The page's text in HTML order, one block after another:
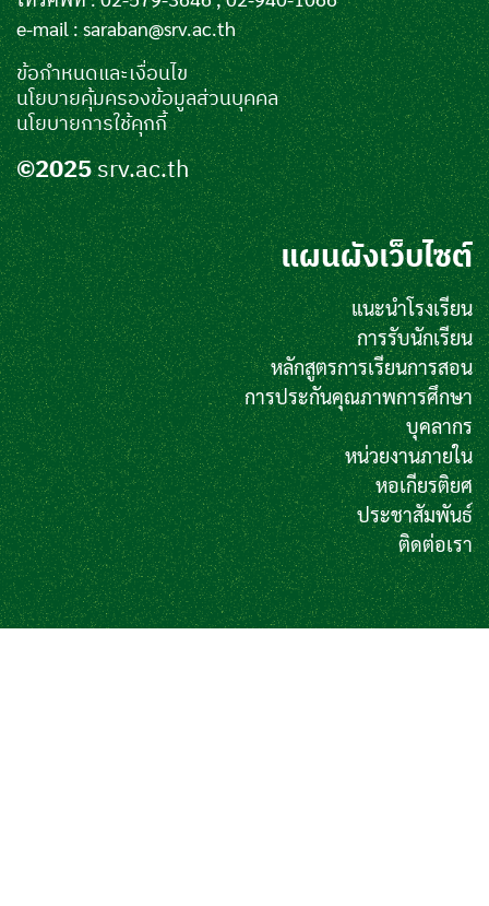
e-mail :saraban@srv.ac.th
ข้อกำหนดและเงื่อนไข
นโยบายคุ้มครองข้อมูลส่วนบุคคล
นโยบายการใช้คุกกี้
©2025srv.ac.th
แผนผังเว็บไซต์
แนะนำโรงเรียน
การรับนักเรียน
หลักสูตรการเรียนการสอน
การประกันคุณภาพการศึกษา
บุคลากร
หน่วยงานภายใน
หอเกียรติยศ
ประชาสัมพันธ์
ติดต่อเรา